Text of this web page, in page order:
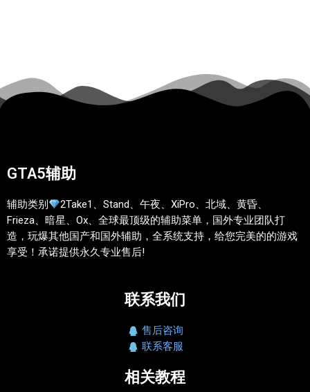
GTA5辅助
辅助类别
2Take1、Stand、午夜、XiPro、北域、黄昏、
Frieza、暗星、Ox、全球最顶级的辅助菜单，国外专业团队打
造，玩爆其他国产和国外辅助，全系统支持，给您完美的的游戏
享受！承诺提供永久专业售后!
联系我们
售后咨询
联系客服
相关教程